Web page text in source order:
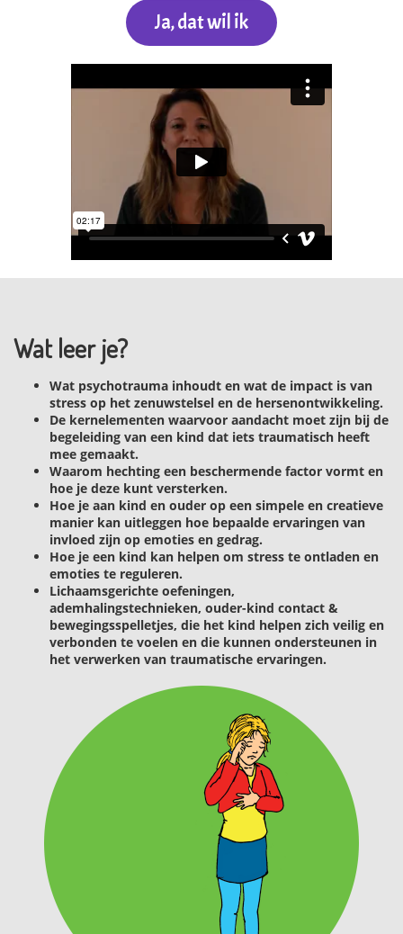
Ja, dat wil ik
Wat leer je?
Wat psychotrauma inhoudt en wat de impact is van
stress op het zenuwstelsel en de hersenontwikkeling.
De kernelementen waarvoor aandacht moet zijn bij de
begeleiding van een kind dat iets traumatisch heeft
mee gemaakt.
Waarom hechting een beschermende factor vormt en
hoe je deze kunt versterken.
Hoe je aan kind en ouder op een simpele en creatieve
manier kan uitleggen hoe bepaalde ervaringen van
invloed zijn op emoties en gedrag.
Hoe je een kind kan helpen om stress te ontladen en
emoties te reguleren.
Lichaamsgerichte oefeningen,
ademhalingstechnieken, ouder-kind contact &
bewegingsspelletjes, die het kind helpen zich veilig en
verbonden te voelen en die kunnen ondersteunen in
het verwerken van traumatische ervaringen.